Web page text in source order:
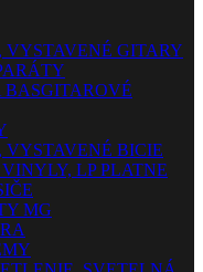
VYSTAVENÉ GITARY
BASGITAROVÉ
VYSTAVENÉ BICIE
LP PLATNE
MG